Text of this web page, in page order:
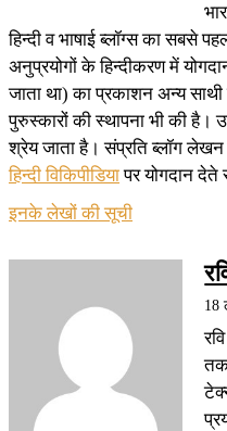
हिन्दी व भाषाई ब्लॉग्स का सबसे
अनुप्रयोगों के हिन्दीकरण में
जाता था) का प्रकाशन अन्य
पुरुस्कारों की स्थापना भी की है।
श्रेय जाता है। संप्रति ब्लॉग लेखन
हिन्दी विकिपीडियापर योगदान देते
इनके लेखों की सूची
18